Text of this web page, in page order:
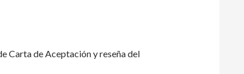
Carta de Aceptación y reseña del